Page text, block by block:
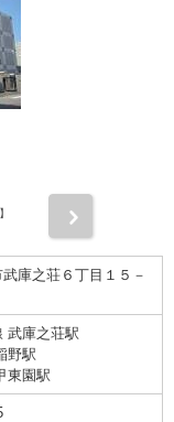
庫之荘６丁目１５－
武庫之荘駅
野駅
東園駅